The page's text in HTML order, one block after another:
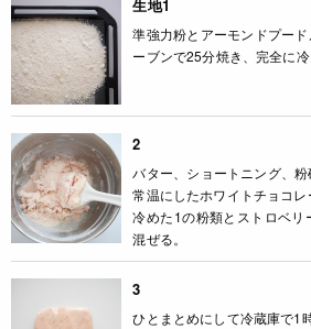
生地1
準強力粉とアーモンドプー
ーブンで25分焼き、完全に冷
2
バター、ショートニング、
常温にしたホワイトチョコレ
冷めた1の粉類とストロベ
混ぜる。
3
ひとまとめにして冷蔵庫で1